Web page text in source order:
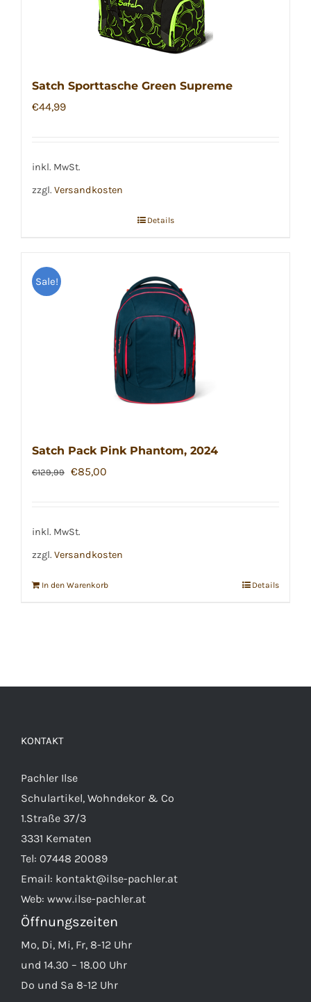
Satch Sporttasche Green Supreme
€44,99
inkl. MwSt.
zzgl. Versandkosten
Details
Sale!
Satch Pack Pink Phantom, 2024
€129,99 Ursprünglicher
€129,99
€85,00
inkl. MwSt.
zzgl. Versandkosten
In den Warenkorb Details
KONTAKT
Pachler Ilse
Schulartikel, Wohndekor & Co
1.Straße 37/3
3331 Kematen
Tel: 07448 20089
Email: kontakt@ilse-pachler.at
Web: www.ilse-pachler.at
Öffnungszeiten
Mo, Di, Mi, Fr, 8-12 Uhr
und 14.30 – 18.00 Uhr
Do und Sa 8-12 Uhr